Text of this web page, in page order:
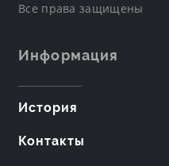
Все права защищены
Информация
История
Контакты